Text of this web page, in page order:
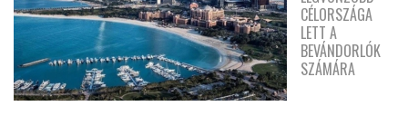
CÉLORSZÁGA
LETT A
BEVÁNDORLÓK
SZÁMÁRA